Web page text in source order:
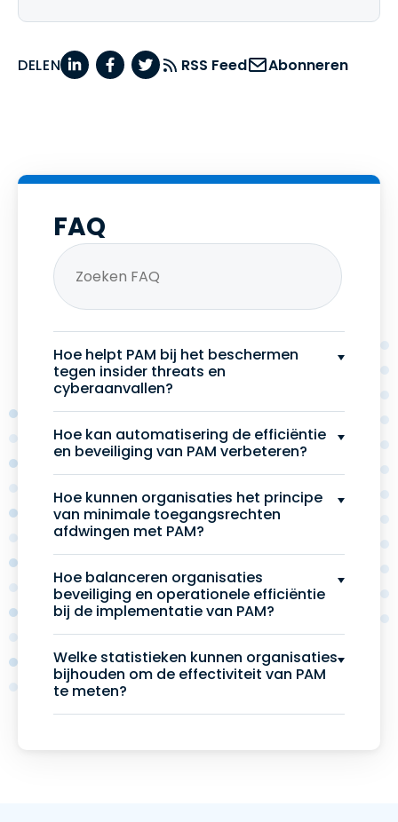
DELEN RSS Feed Abonneren
FAQ
Hoe helpt PAM bij het beschermen
tegen insider threats en
cyberaanvallen?
Hoe kan automatisering de efficiëntie
en beveiliging van PAM verbeteren?
Hoe kunnen organisaties het principe
van minimale toegangsrechten
afdwingen met PAM?
Hoe balanceren organisaties
beveiliging en operationele efficiëntie
bij de implementatie van PAM?
Welke statistieken kunnen organisaties
bijhouden om de effectiviteit van PAM
te meten?